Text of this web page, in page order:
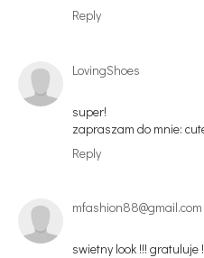
Reply
LovingShoes
super!
zapraszam do mnie:
Reply
mfashion88@gmail.com
swietny look !!!